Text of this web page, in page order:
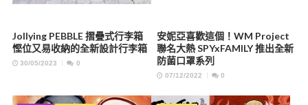
Jollying PEBBLE 摺疊式行李箱
慳位又易收納的全新設計行李箱
30/05/2023 0
安妮亞喜歡這個！WM Project
聯名大熱 SPYxFAMILY 推出全新
防菌口罩系列
07/12/2022 0